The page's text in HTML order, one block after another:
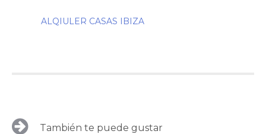
ALQIULER CASAS IBIZA
También te puede gustar